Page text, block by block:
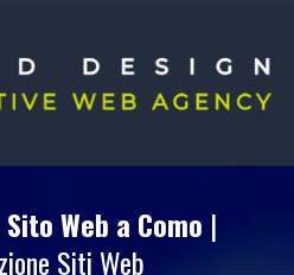
Web a Como |
Siti Web